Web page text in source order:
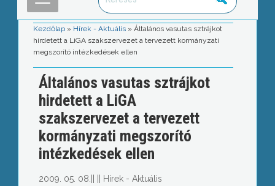
Kezdőlap » Hírek - Aktuális »Általános vasutas sztrájkot
hirdetett a LiGA szakszervezet a tervezett kormányzati
megszorító intézkedések ellen
Általános vasutas sztrájkot
hirdetett a LiGA
szakszervezet a tervezett
kormányzati megszorító
intézkedések ellen
2009. 05. 08. Hírek - Aktuális